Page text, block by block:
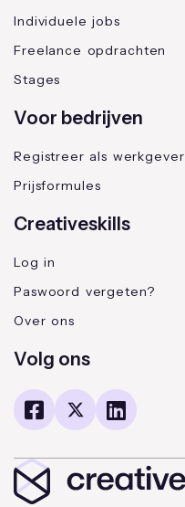
Individuele jobs
Freelance opdrachten
Stages
Voor bedrijven
Registreer als werkgever
Prijsformules
Creativeskills
Log in
Paswoord vergeten?
Over ons
Volg ons